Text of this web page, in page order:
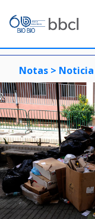
Notas > Noticia